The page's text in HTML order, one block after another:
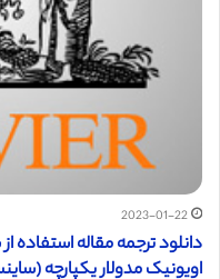
2023-01-22
دانلود ترجمه مقاله